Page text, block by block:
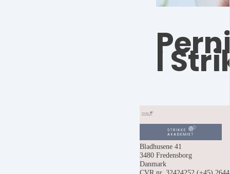
I
Bladhusene 41
3480 Fredensborg
Danmark